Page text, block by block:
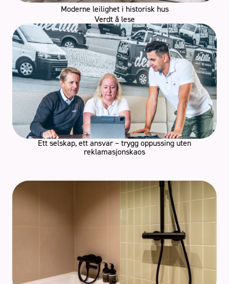
Moderne leilighet i historisk hus
Verdt å lese
Ett selskap, ett ansvar – trygg oppussing uten
reklamasjonskaos